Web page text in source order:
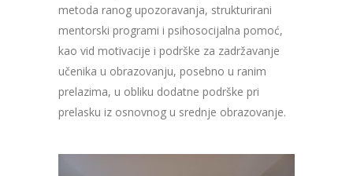
metoda ranog upozoravanja, strukturirani
mentorski programi i psihosocijalna pomoć,
kao vid motivacije i podrške za zadržavanje
učenika u obrazovanju, posebno u ranim
prelazima, u obliku dodatne podrške pri
prelasku iz osnovnog u srednje obrazovanje.